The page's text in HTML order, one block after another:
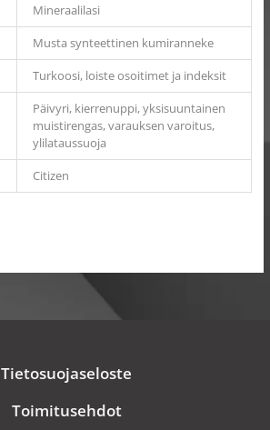
Mineraalilasi
Musta synteettinen kumiranneke
Turkoosi, loiste osoitimet ja indeksit
Päivyri, kierrenuppi, yksisuuntainen
muistirengas, varauksen varoitus,
ylilataussuoja
Citizen
Tietosuojaseloste
Toimitusehdot